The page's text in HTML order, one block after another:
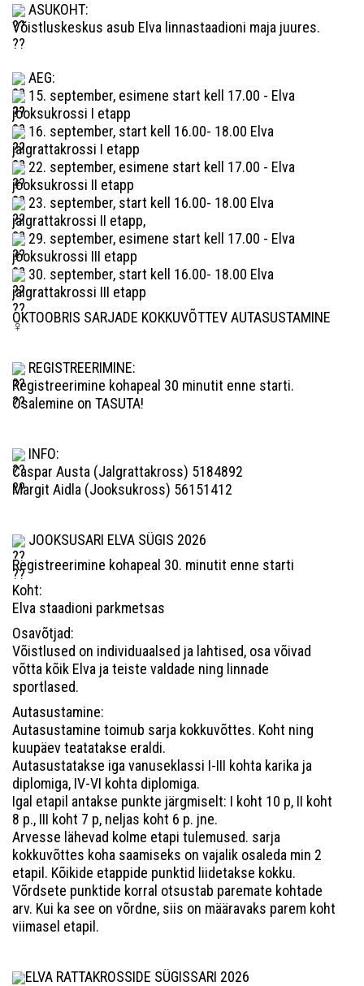
ASUKOHT:
Võistluskeskus asub Elva linnastaadioni maja juures.
AEG:
15. september, esimene start kell 17.00 - Elva
jooksukrossi I etapp
16. september, start kell 16.00- 18.00 Elva
jalgrattakrossi I etapp
22. september, esimene start kell 17.00 - Elva
jooksukrossi II etapp
23. september, start kell 16.00- 18.00 Elva
jalgrattakrossi II etapp,
29. september, esimene start kell 17.00 - Elva
jooksukrossi III etapp
30. september, start kell 16.00- 18.00 Elva
jalgrattakrossi III etapp
OKTOOBRIS SARJADE KOKKUVÕTTEV AUTASUSTAMINE
REGISTREERIMINE:
Registreerimine kohapeal 30 minutit enne starti.
Osalemine on TASUTA!
INFO:
Caspar Austa (Jalgrattakross) 5184892
Margit Aidla (Jooksukross) 56151412
JOOKSUSARI ELVA SÜGIS 2026
Registreerimine kohapeal 30. minutit enne starti
Koht:
Elva staadioni parkmetsas
Osavõtjad:
Võistlused on individuaalsed ja lahtised, osa võivad
võtta kõik Elva ja teiste valdade ning linnade
sportlased.
Autasustamine:
Autasustamine toimub sarja kokkuvõttes. Koht ning
kuupäev teatatakse eraldi.
Autasustatakse iga vanuseklassi I-III kohta karika ja
diplomiga, IV-VI kohta diplomiga.
Igal etapil antakse punkte järgmiselt: I koht 10 p, II koht
8 p., III koht 7 p, neljas koht 6 p. jne.
Arvesse lähevad kolme etapi tulemused. sarja
kokkuvõttes koha saamiseks on vajalik osaleda min 2
etapil. Kõikide etappide punktid liidetakse kokku.
Võrdsete punktide korral otsustab paremate kohtade
arv. Kui ka see on võrdne, siis on määravaks parem koht
viimasel etapil.
ELVA RATTAKROSSIDE SÜGISSARI 2026